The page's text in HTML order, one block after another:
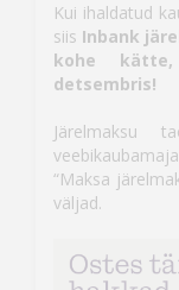
Kui ihaldatud
siis Inbank
kohe
detsembris!
Järelmaksu
“Maksa
väljad.